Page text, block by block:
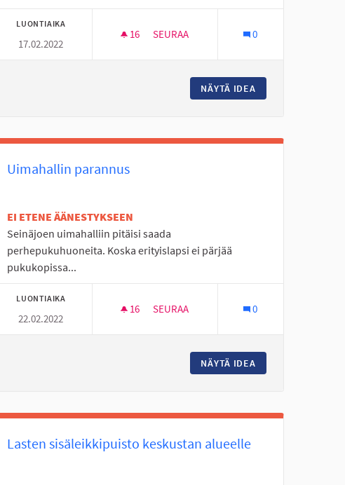
LUONTIAIKA
17.02.2022
16 16 SEURAAJAA
SEURAA 0
NÄYTÄ IDEA
Uimahallin parannus
EI ETENE ÄÄNESTYKSEEN
Seinäjoen uimahalliin pitäisi saada
perhepukuhuoneita. Koska erityislapsi ei pärjää
pukukopissa...
LUONTIAIKA
22.02.2022
16 16 SEURAAJAA
SEURAA 0
NÄYTÄ IDEA
Lasten sisäleikkipuisto keskustan alueelle